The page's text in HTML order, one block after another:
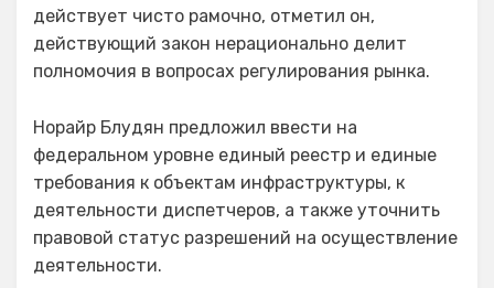
действует чисто рамочно, отметил он,
действующий закон нерационально делит
полномочия в вопросах регулирования рынка.
Норайр Блудян предложил ввести на
федеральном уровне единый реестр и единые
требования к объектам инфраструктуры, к
деятельности диспетчеров, а также уточнить
правовой статус разрешений на осуществление
деятельности.